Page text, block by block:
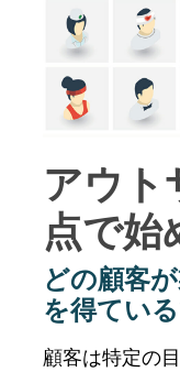
アウト
点で始
どの顧客
を得てい
顧客は特定の